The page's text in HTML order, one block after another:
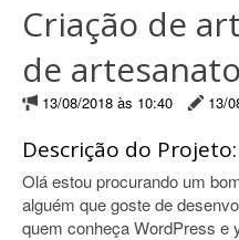
Criação de
de artesanato
13/08/2018 às 10:40 13/
Descrição do Projeto:
Olá estou procurando um
alguém que goste de
quem conheça WordPress e